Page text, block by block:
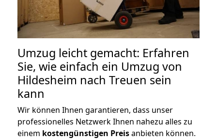
Umzug leicht gemacht: Erfahren
Sie, wie einfach ein Umzug von
Hildesheim nach Treuen sein
kann
Wir können Ihnen garantieren, dass unser
professionelles Netzwerk Ihnen nahezu alles zu
einem kostengünstigen Preisanbieten können.